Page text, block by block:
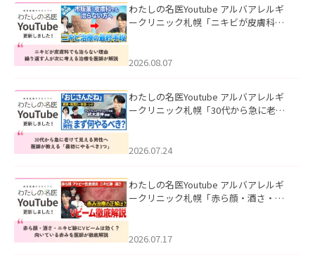
わたしの名医Youtube アルバアレルギ
ークリニック札幌「ニキビが皮膚科で
ました。
2026.08.07
わたしの名医Youtube アルバアレルギ
ークリニック札幌「30代から急に老け
た。
2026.07.24
わたしの名医Youtube アルバアレルギ
ークリニック札幌「赤ら顔・酒さ・ニ
した。
2026.07.17